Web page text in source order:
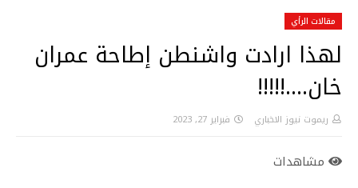
مقالات الرأي
لهذا ارادت واشنطن إطاحة عمران
خان....!!!!!
ريموت نيوز الاخباري فبراير 27, 2023
مشاهدات